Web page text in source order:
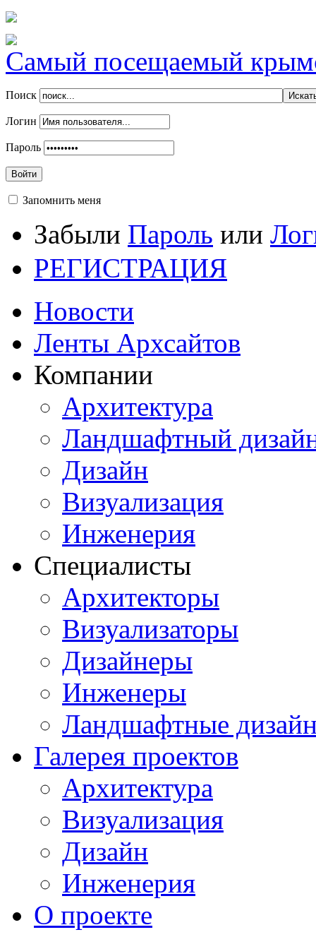
Самый посещаемый
Поиск
Логин
Пароль
Войти
Запомнить меня
Забыли Пароль или
РЕГИСТРАЦИЯ
Новости
Ленты Архсайтов
Компании
Архитектура
Ландшафтный
Дизайн
Визуализация
Инженерия
Специалисты
Архитекторы
Визуализаторы
Дизайнеры
Инженеры
Ландшафтные
Галерея проектов
Архитектура
Визуализация
Дизайн
Инженерия
О проекте